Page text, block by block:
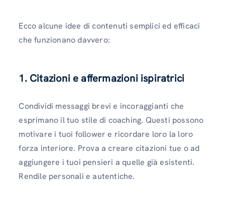
Ecco alcune idee di contenuti semplici ed efficaci
che funzionano davvero:
1. Citazioni e affermazioni ispiratrici
Condividi messaggi brevi e incoraggianti che
esprimano il tuo stile di coaching. Questi possono
motivare i tuoi follower e ricordare loro la loro
forza interiore. Prova a creare citazioni tue o ad
aggiungere i tuoi pensieri a quelle già esistenti.
Rendile personali e autentiche.